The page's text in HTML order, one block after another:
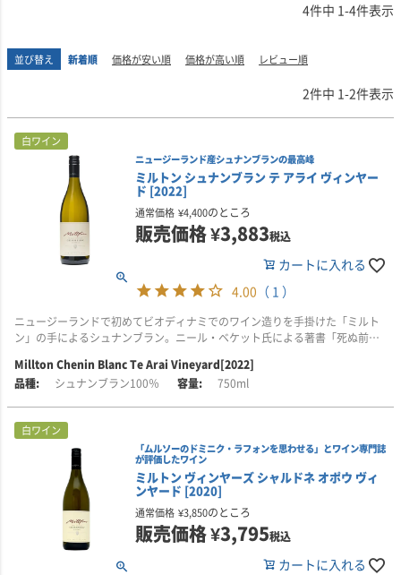
4件中 1-4件表示
並び替え 新着順 価格が安い順 価格が高い順 レビュー順
2件中 1-2件表示
白ワイン
ニュージーランド産シュナンブランの最高峰
ミルトン シュナンブラン テ アライ ヴィンヤー
ド [2022]
通常価格 ¥4,400のところ
販売価格¥3,883税込
カートに入れる
4.00 （ 1 ）
ニュージーランドで初めてビオディナミでのワイン造りを手掛けた「ミルト
ン」の手によるシュナンブラン。ニール・ベケット氏による著書「死ぬ前に
ンの最高峰といわれる逸品です。
イリーでスパイスのニュアンスがあり、余韻のほろ苦さが心地良く、味わい
はドライです。
■栽培について
ニュージーランド・ギズボーンに位置する、自社畑「テ・アライ・ヴィンヤ
ード」から収穫されたシュナン・ブランを使用しています。
この畑は灌漑を行わない乾地農業を行い、BioGroのオーガニック認証と
Demeterのビオディナミ認証を受けています。また海からわずか5kmの距離
Millton Chenin Blanc Te Arai Vineyard[2022]
シュナンブラン100％
750ml
白ワイン
「ムルソーのドミニク・ラフォンを思わせる」とワイン専門誌
が評価したワイン
ミルトン ヴィンヤーズ シャルドネ オポウ ヴィ
ンヤード [2020]
通常価格 ¥3,850のところ
販売価格¥3,795税込
カートに入れる